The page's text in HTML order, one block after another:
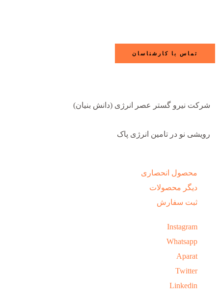
تماس با کارشناسان
شرکت نیرو گستر عصر انرژی (دانش بنیان)
رویشی نو در تامین انرژی پاک
محصول انحصاری
دیگر محصولات
ثبت سفارش
Instagram
Whatsapp
Aparat
Twitter
Linkedin